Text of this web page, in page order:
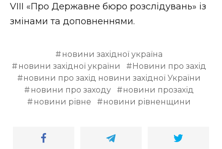
VIII «Про Державне бюро розслідувань» із
змінами та доповненнями.
новини західної україна
новини західної україни
Новини про захід
новини про захід новини західної України
новини про заходу
новини прозахід
новини рівне
новини рівненщини